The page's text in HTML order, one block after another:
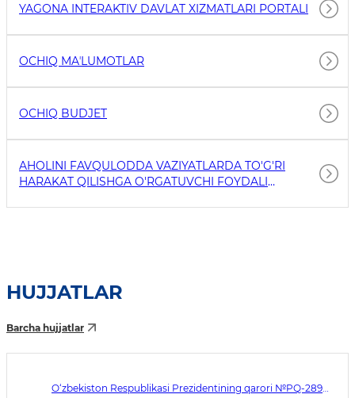
YAGONA INTERAKTIV DAVLAT XIZMATLARI PORTALI
OCHIQ MAʼLUMOTLAR
OCHIQ BUDJET
AHOLINI FAVQULODDA VAZIYATLARDA TO'G'RI
HARAKAT QILISHGA O'RGATUVCHI FOYDALI
HUJJATLAR
Barcha hujjatlar
O‘zbekiston Respublikasi Prezidentining qarori №PQ-289.